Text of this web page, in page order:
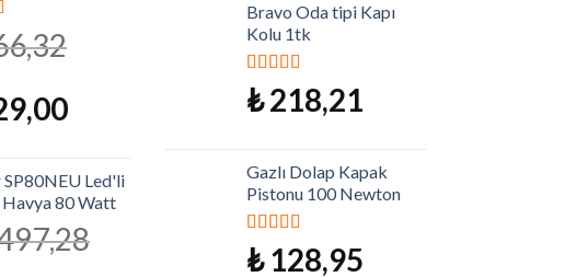
Led'li
Havya 80 Watt
Bravo Oda tipi Kapı
Kolu 1tk
5 üzerinden
5.00oy aldı
₺218,21
Gazlı Dolap Kapak
Pistonu 100 Newton
5 üzerinden
5.00oy aldı
₺128,95